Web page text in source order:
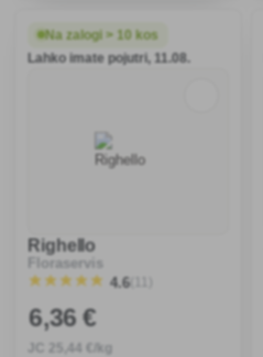
okrasnih rastlin.
Na zalogi > 10 kos
Lahko imate pojutri, 11.08.
Righello
Floraservis
4.6(11)
6,36 €
25 ,44 €/kg